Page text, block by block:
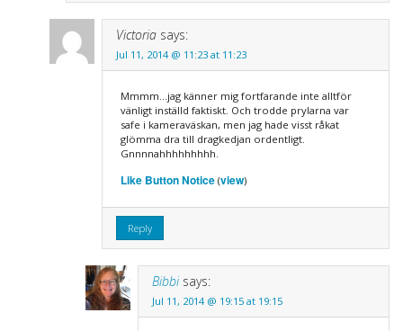
Victoria says:
Jul 11, 2014 @ 11:23 at 11:23
Mmmm…jag känner mig fortfarande inte alltför
vänligt inställd faktiskt. Och trodde prylarna var
safe i kameraväskan, men jag hade visst råkat
glömma dra till dragkedjan ordentligt.
Gnnnnahhhhhhhhh.
Like Button Notice(view)
Reply
Bibbi says:
Jul 11, 2014 @ 19:15 at 19:15